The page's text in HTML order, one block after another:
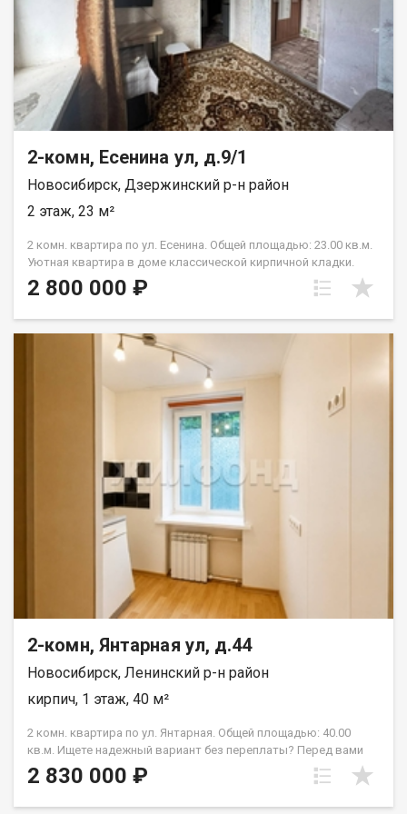
2-комн, Есенина ул, д.9/1
Новосибирск, Дзержинский р-н район
2 этаж, 23 м²
2 комн. квартира по ул. Есенина. Общей площадью: 23.00 кв.м.
Уютная квартира в доме классической кирпичной кладки.
Окна выходят во двор. Большой тихий двор, есть зона
отдыха, детская площадка, много мест для парковки.
Золотая нива две остановки или 15 минут ходьбы. Развитая
инфраструктура, есть все необходимое для комфортной
жизни. В шаговой доступности несколько детских садов,
школы, спортивные комплексы и фитнес-центры, парки и
скверы, магазины, торговые центры и супермаркеты. Также
недалеко поликлиники, больницы, аптеки. В районе есть
отделения банков и почты, кафе и рестораны. Рядом с
объектом находятся:2 школы,1 детский сад,10 продуктовых
магазинов,3 спортивных учреждения. Возможен обмен на
вашу недвижимость. Возможна продажа в рассрочку. При
звонке, пожалуйста, сообщите номер варианта -
JV002054175274.
2 800 000 ₽
2-комн, Янтарная ул, д.44
Новосибирск, Ленинский р-н район
кирпич, 1 этаж, 40 м²
2 комн. квартира по ул. Янтарная. Общей площадью: 40.00
кв.м. Ищете надежный вариант без переплаты? Перед вами
практичная двухкомнатная квартира в тихом месте
Ленинского района. В квартире сделан косметический
2 830 000 ₽